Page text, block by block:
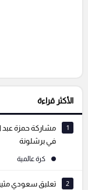
التعليقات السابقة
الأكثر قراءة
1
مشاركة حمزة عبد
في برشلونة
كرة عالمية
2 تعليق سعودي